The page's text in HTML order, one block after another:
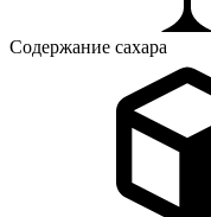
Содержание сахара